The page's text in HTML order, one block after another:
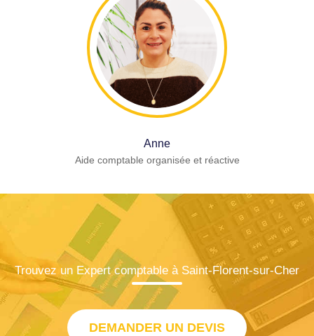
Anne
Aide comptable organisée et réactive
Trouvez un Expert comptable à Saint-Florent-sur-Cher
DEMANDER UN DEVIS